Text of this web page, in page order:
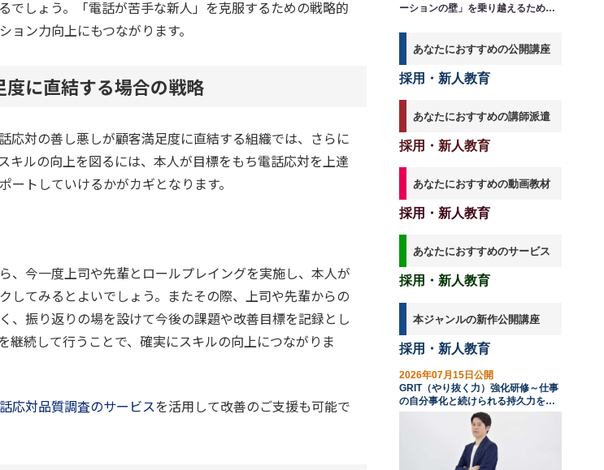
でしょう。「電話が苦手な新人」を克服するための戦略的
ン力向上にもつながります。
に直結する場合の戦略
応対の善し悪しが顧客満足度に直結する組織では、さらに
キルの向上を図るには、本人が目標をもち電話応対を上達
トしていけるかがカギとなります。
、今一度上司や先輩とロールプレイングを実施し、本人が
してみるとよいでしょう。またその際、上司や先輩からの
、振り返りの場を設けて今後の課題や改善目標を記録とし
継続して行うことで、確実にスキルの向上につながりま
応対品質調査のサービスを活用して改善のご支援も可能で
ーションの壁」を乗り越えるための
あなたにおすすめの公開講座
採用・新人教育
あなたにおすすめの講師派遣
採用・新人教育
あなたにおすすめの動画教材
採用・新人教育
あなたにおすすめのサービス
採用・新人教育
本ジャンルの新作公開講座
採用・新人教育
2026年07月15日公開
GRIT（やり抜く力）強化研修～仕事
の自分事化と続けられる持久力を育
む